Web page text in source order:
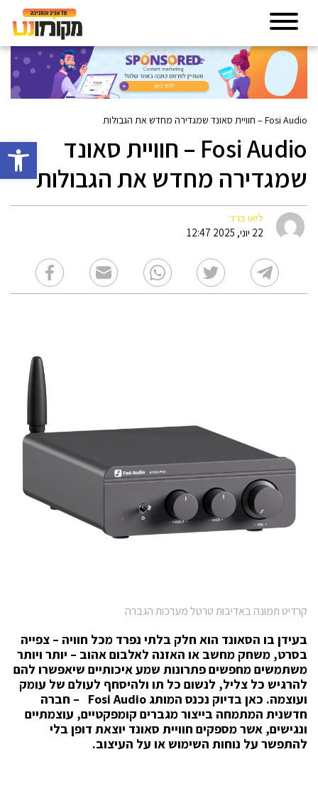
פתח
Fosi Audio – חוויית סאונד שמגדירה מחדש את הגבולות
Fosi Audio – חוויית סאונד
שמגדירה מחדש את הגבולות
ליאו ברד
22 יוני, 2025 12:47
קרדיט תמונה באדיבות טרטל מערכות הגברה
בעידן בו הסאונד הוא חלק בלתי נפרד מכל חוויה – צפייה
בסרט, משחק מחשב או האזנה לאלבום אהוב – יותר ויותר
משתמשים מחפשים פתרונות שמע איכותיים שיאפשרו להם
להרגיש כל צליל, לנשום כל תו ולהיסחף לעולם של עומק
ועוצמה. כאן בדיוק נכנס המותג Fosi Audio – חברה
חדשנית המתמחה בייצור מגברים קומפקטיים, עוצמתיים
ונגישים, אשר מספקים חוויית סאונד יוצאת דופן בלי
להתפשר על נוחות השימוש או על העיצוב.